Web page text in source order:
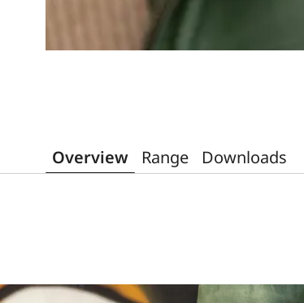
Overview Range Downloads